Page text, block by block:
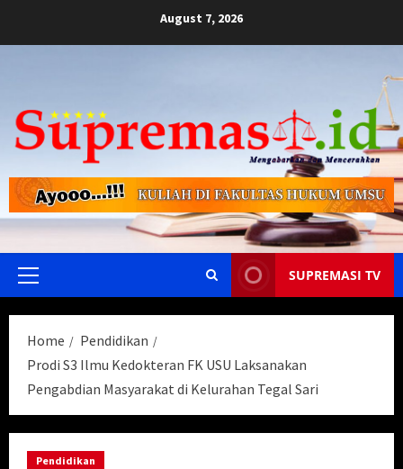
August 7, 2026
Primary
SUPREMASI TV
Home
Pendidikan
Prodi S3 Ilmu Kedokteran FK USU Laksanakan
Pengabdian Masyarakat di Kelurahan Tegal Sari
Pendidikan